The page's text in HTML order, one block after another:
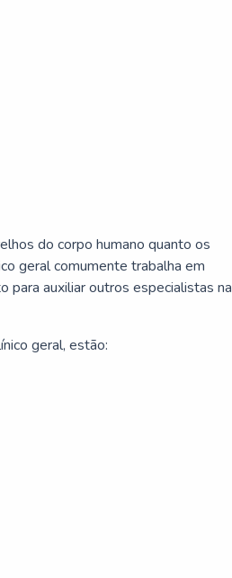
do corpo humano quanto os
geral comumente trabalha em
para auxiliar outros especialistas na
geral, estão: